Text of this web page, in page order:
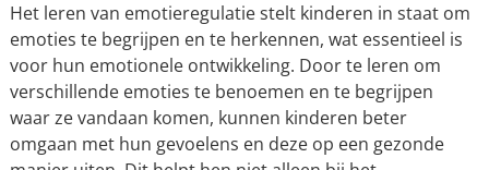
Het leren van emotieregulatie stelt kinderen in staat om
emoties te begrijpen en te herkennen, wat essentieel is
voor hun emotionele ontwikkeling. Door te leren om
verschillende emoties te benoemen en te begrijpen
waar ze vandaan komen, kunnen kinderen beter
omgaan met hun gevoelens en deze op een gezonde